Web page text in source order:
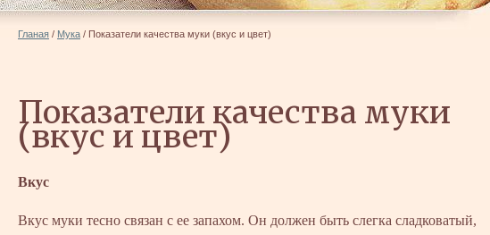
Гланая / Мука / Показатели качества муки (вкус и цвет)
Показатели качества муки
(вкус и цвет)
Вкус
Вкус муки тесно связан с ее запахом. Он должен быть слегка сладковатый,